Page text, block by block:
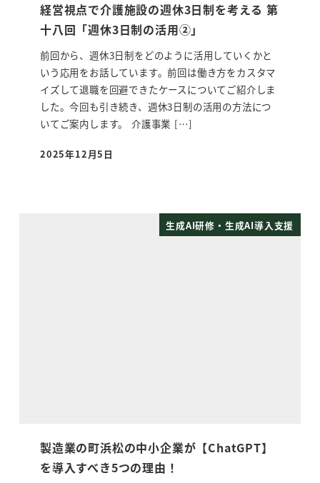
経営視点で介護施設の週休3日制を考える 第
十八回「週休3日制の活用②」
前回から、週休3日制をどのように活用していくかと
いう応用をお話しています。前回は働き方をカスタマ
イズして退職を回避できたケースについてご紹介しま
した。今回も引き続き、週休3日制の活用の方法につ
いてご案内します。 介護事業 […]
投稿日
2025年12月5日
生成AI研修・生成AI導入支援
製造業の町浜松の中小企業が【ChatGPT】
を導入すべき5つの理由！